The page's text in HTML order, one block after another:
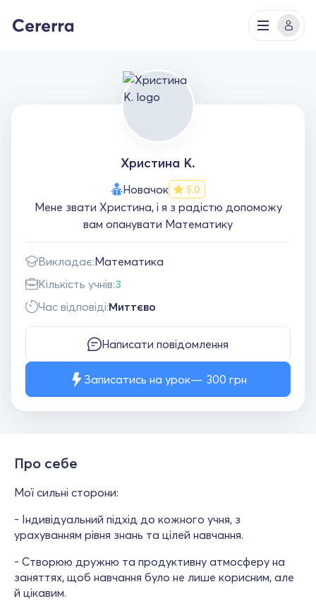
Христина К.
Новачок 5.0
Мене звати Христина, і я з радістю допоможу
вам опанувати Математику
Викладає:Математика
Кількість учнів:3
Час відповіді:Миттєво
Написати повідомлення
Записатись на урок 300 грн
Про себе
Мої сильні сторони:
- Індивідуальний підхід до кожного учня, з
урахуванням рівня знань та цілей навчання.
- Створюю дружню та продуктивну атмосферу на
заняттях, щоб навчання було не лише корисним, але
й цікавим.